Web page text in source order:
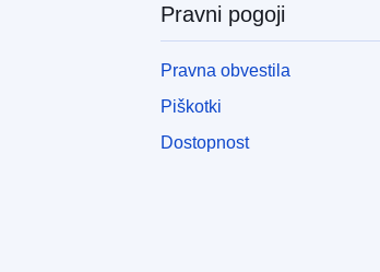
Pravni pogoji
Pravna obvestila
Piškotki
Dostopnost